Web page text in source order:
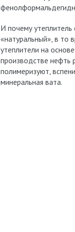
И почему утеплитель
«натуральный», в то
утеплители на
производстве нефть
полимеризуют,
минеральная вата.